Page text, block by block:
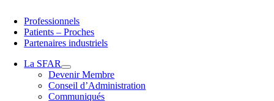
Professionnels
Patients – Proches
Partenaires industriels
La SFAR
Devenir Membre
Conseil d’Administration
Communiqués